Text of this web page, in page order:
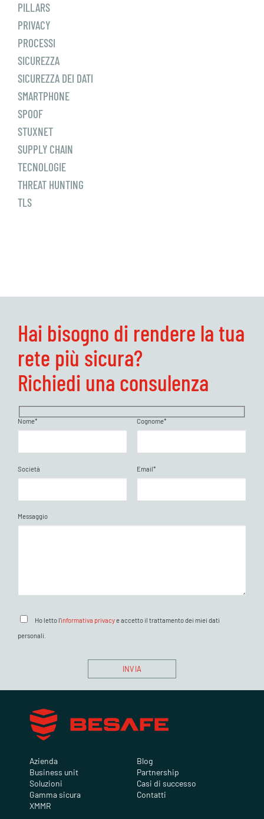
PILLARS
PRIVACY
PROCESSI
SICUREZZA
SICUREZZA DEI DATI
SMARTPHONE
SPOOF
STUXNET
SUPPLY CHAIN
TECNOLOGIE
THREAT HUNTING
TLS
Hai bisogno di rendere la tua
rete più sicura?
Richiedi una consulenza
Nome* Cognome*
Società Email*
Messaggio
Ho letto l'informativa privacye accetto il trattamento dei miei dati
personali.
Azienda
Business unit
Soluzioni
Gamma sicura
XMMR
Blog
Partnership
Casi di successo
Contatti